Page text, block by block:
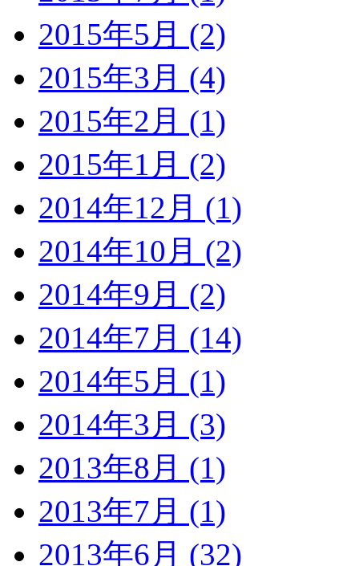
2015年5月 (2)
2015年3月 (4)
2015年2月 (1)
2015年1月 (2)
2014年12月 (1)
2014年10月 (2)
2014年9月 (2)
2014年7月 (14)
2014年5月 (1)
2014年3月 (3)
2013年8月 (1)
2013年7月 (1)
2013年6月 (32)